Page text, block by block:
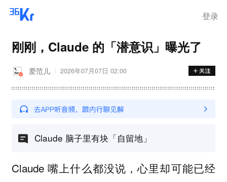
登录
刚刚，Claude 的「潜意识」曝光了
爱范儿 2026年07月07日 02:00
Claude 脑子里有块「自留地」
Claude 嘴上什么都没说，心里却可能已经